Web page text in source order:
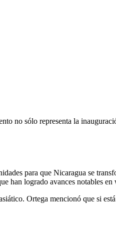
no sólo representa la
para que Nicaragua se
han logrado avances notables en
Ortega mencionó que si